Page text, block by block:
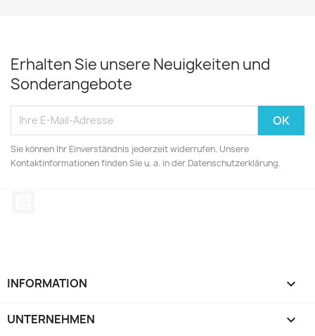
Erhalten Sie unsere Neuigkeiten und
Sonderangebote
Sie können Ihr Einverständnis jederzeit widerrufen. Unsere
Kontaktinformationen finden Sie u. a. in der Datenschutzerklärung.
INFORMATION 
UNTERNEHMEN 